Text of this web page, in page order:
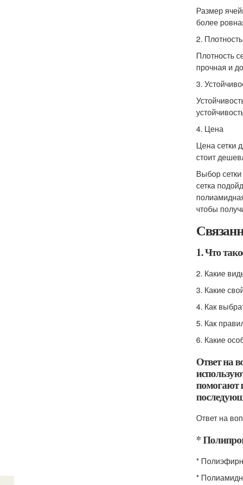
Размер
более
2.
Плотность
прочная и
3.
4. Цена
Цена сетки
стоит
Выбор
сетка
чтобы
1. Что
2. Какие
3. Какие
4. Как
5. Как
6. Какие
Ответ на
помогают
Ответ на
*
*
*